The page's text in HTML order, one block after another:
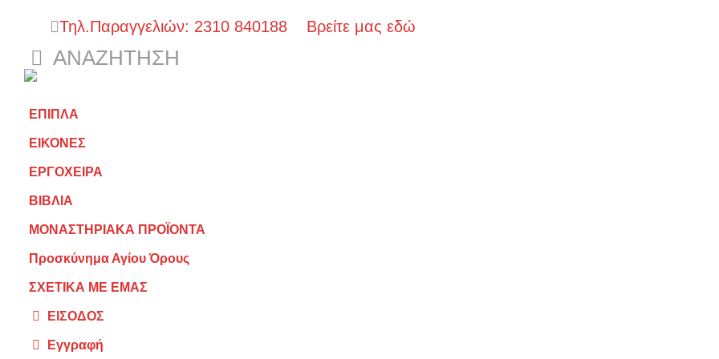
Τηλ.Παραγγελιών: 2310 840188 Βρείτε μας εδώ
ΑΝΑΖΉΤΗΣΗ
ΕΠΙΠΛΑ
ΕΙΚΟΝΕΣ
ΕΡΓΟΧΕΙΡΑ
ΒΙΒΛΙΑ
ΜΟΝΑΣΤΗΡΙΑΚΑ ΠΡΟΪΟΝΤΑ
Προσκύνημα Αγίου Όρους
ΣΧΕΤΙΚΑ ΜΕ ΕΜΑΣ
ΕΙΣΟΔΟΣ
Εγγραφή